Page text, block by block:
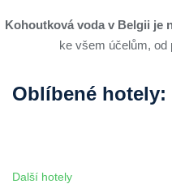
Kohoutková voda v Belgii je
ke všem účelům, od
Oblíbené hotely:
Další hotely